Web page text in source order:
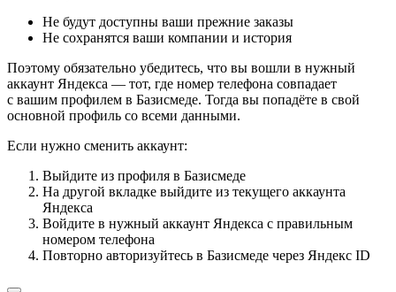
Не будут доступны ваши прежние заказы
Не сохранятся ваши компании и история
Поэтому обязательно убедитесь, что вы вошли в нужный
аккаунт Яндекса — тот, где номер телефона совпадает
с вашим профилем в Базисмеде. Тогда вы попадёте в свой
основной профиль со всеми данными.
Если нужно сменить аккаунт:
Выйдите из профиля в Базисмеде
На другой вкладке выйдите из текущего аккаунта
Яндекса
Войдите в нужный аккаунт Яндекса с правильным
номером телефона
Повторно авторизуйтесь в Базисмеде через Яндекс ID